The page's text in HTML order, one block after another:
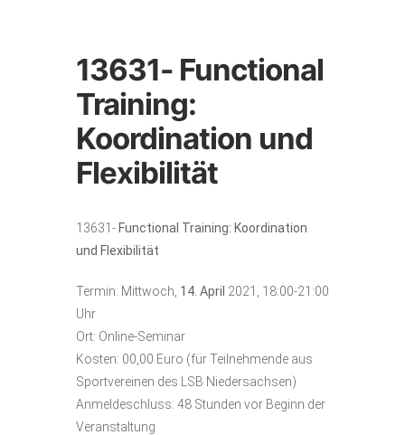
13631- Functional
Training:
Koordination und
Flexibilität
13631- Functional Training: Koordination
und Flexibilität
Termin: Mittwoch, 14. April 2021, 18:00-21:00
Uhr
Ort: Online-Seminar
Kosten: 00,00 Euro (für Teilnehmende aus
Sportvereinen des LSB Niedersachsen)
Anmeldeschluss: 48 Stunden vor Beginn der
Veranstaltung